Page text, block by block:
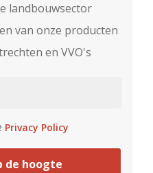
landbouwsector
van onze producten
en VVO's
Privacy Policy
de hoogte